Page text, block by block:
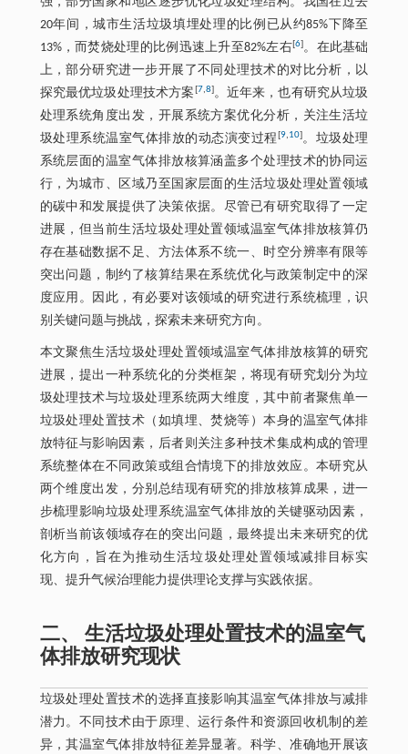
20年间，城市生活垃圾填埋处理的比例已从约85%下降至
13%，而焚烧处理的比例迅速上升至82%左右[6]。在此基础
上，部分研究进一步开展了不同处理技术的对比分析，以
探究最优垃圾处理技术方案 [7,8]。近年来，也有研究从垃圾
处理系统角度出发，开展系统方案优化分析，关注生活垃
圾处理系统温室气体排放的动态演变过程[9,10]。垃圾处理
系统层面的温室气体排放核算涵盖多个处理技术的协同运
行，为城市、区域乃至国家层面的生活垃圾处理处置领域
的碳中和发展提供了决策依据。尽管已有研究取得了一定
进展，但当前生活垃圾处理处置领域温室气体排放核算仍
存在基础数据不足、方法体系不统一、时空分辨率有限等
突出问题，制约了核算结果在系统优化与政策制定中的深
度应用。因此，有必要对该领域的研究进行系统梳理，识
别关键问题与挑战，探索未来研究方向。
本文聚焦生活垃圾处理处置领域温室气体排放核算的研究
进展，提出一种系统化的分类框架，将现有研究划分为垃
圾处理技术与垃圾处理系统两大维度，其中前者聚焦单一
垃圾处理处置技术（如填埋、焚烧等）本身的温室气体排
放特征与影响因素，后者则关注多种技术集成构成的管理
系统整体在不同政策或组合情境下的排放效应。本研究从
两个维度出发，分别总结现有研究的排放核算成果，进一
步梳理影响垃圾处理系统温室气体排放的关键驱动因素，
剖析当前该领域存在的突出问题，最终提出未来研究的优
化方向，旨在为推动生活垃圾处理处置领域减排目标实
现、提升气候治理能力提供理论支撑与实践依据。
二、 生活垃圾处理处置技术的温室气
体排放研究现状
垃圾处理处置技术的选择直接影响其温室气体排放与减排
潜力。不同技术由于原理、运行条件和资源回收机制的差
异，其温室气体排放特征差异显著。科学、准确地开展该